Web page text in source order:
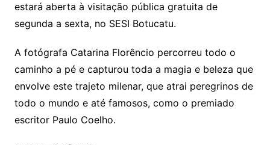
estará aberta à visitação pública gratuita de
segunda a sexta, no SESI Botucatu.
A fotógrafa Catarina Florêncio percorreu todo o
caminho a pé e capturou toda a magia e beleza que
envolve este trajeto milenar, que atrai peregrinos de
todo o mundo e até famosos, como o premiado
escritor Paulo Coelho.